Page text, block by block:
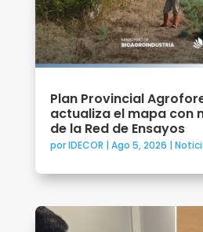
Plan Provincial
actualiza el mapa con
de la Red de Ensayos
porIDECOR | Ago 5, 2026 |